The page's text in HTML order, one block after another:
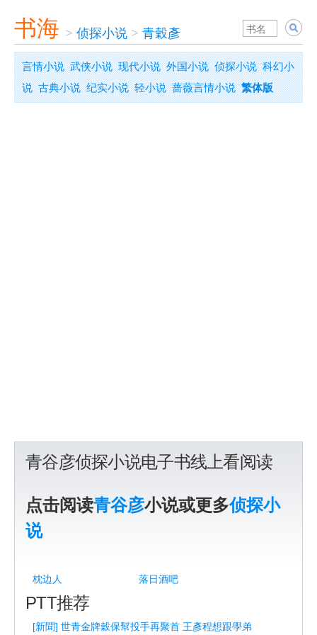
书海 > 侦探小说 > 青穀彥
言情小说 武侠小说 现代小说 外国小说 侦探小说 科幻小
说 古典小说 纪实小说 轻小说 蔷薇言情小说 繁体版
青谷彦侦探小说电子书线上看阅读
点击阅读青谷彦小说或更多侦探小
说
枕边人 落日酒吧
PTT推荐
[新聞] 世青金牌穀保幫投手再聚首 王彥程想跟學弟